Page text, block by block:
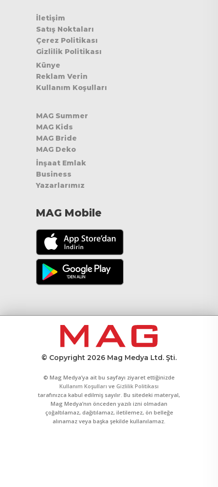
İletişim
Satış Noktaları
Çerez Politikası
Gizlilik Politikası
Künye
Reklam Verin
Kullanım Koşulları
MAG Summer
MAG Kids
MAG Bride
MAG Deko
İnşaat Emlak
Business
Yazarlarımız
MAG Mobile
© Copyright 2026 Mag Medya Ltd. Şti.
© Mag Medya’ya ait bu sayfayı ziyaret ettiğinizde
Kullanım Koşulları ve Gizlilik Politikası
tarafınızca kabul edilmiş sayılır. Bu sitedeki materyal,
Mag Medya’nın önceden yazılı izni olmadan
çoğaltılamaz, dağıtılamaz, iletilemez, ön belleğe
alınamaz veya başka şekilde kullanılamaz.